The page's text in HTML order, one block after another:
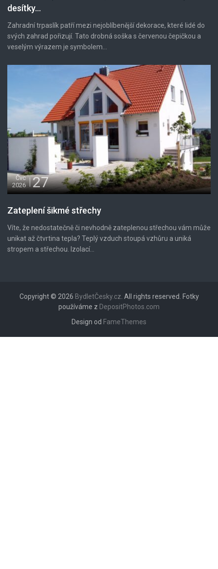
desítky...
Zahradní trpaslík patří mezi nejoblíbenější dekorace, které lidé do
svých zahrad pořizují. Tato drobná soška s červenou čepičkou a
veselým výrazem je symbolem...
Čvc
2026
27
Zateplení šikmé střechy
Víte, že nedostatečně či nevhodně zateplenou střechou vám může
unikat až čtvrtina tepla? Teplý vzduch stoupá vzhůru a uniká
stropem a střechou. Izolací...
Copyright © 2026 BydletČesky.cz . All rights reserved. Fotky
používáme z DepositPhotos.com
Design od FameThemes